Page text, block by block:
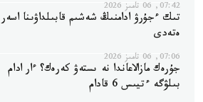
07:42, 06 تامىز 2026
تىك ءجۇرۋ ادامنىڭ شەشىم قابىلداۋىنا اسەر
ەتەدى
07:06, 06 تامىز 2026
جۇرەك مازالاعاندا نە ىستەۋ كەرەك؟ ءار ادام
بىلۋگە ءتيىس 6 قادام